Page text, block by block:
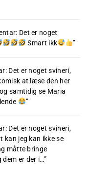
Det er noget
Smart ikk ”
Det er noget svineri,
at læse den her
samtidig se Maria
”
Det er noget svineri,
kan jeg kan ikke se
måtte bringe
dem er der i…”